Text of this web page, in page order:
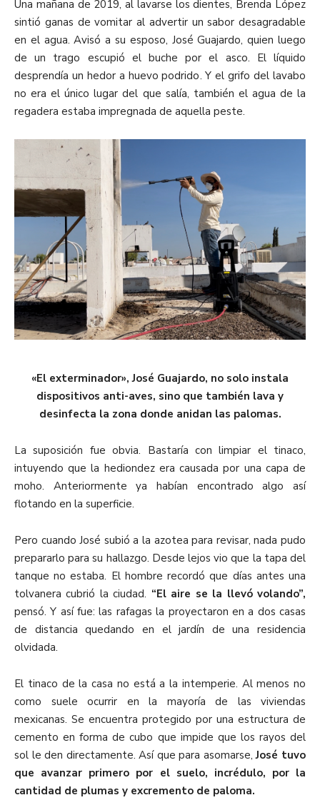
Una mañana de 2019, al lavarse los dientes, Brenda López
sintió ganas de vomitar al advertir un sabor desagradable
en el agua. Avisó a su esposo, José Guajardo, quien luego
de un trago escupió el buche por el asco. El líquido
desprendía un hedor a huevo podrido. Y el grifo del lavabo
no era el único lugar del que salía, también el agua de la
regadera estaba impregnada de aquella peste.
«El exterminador», José Guajardo, no solo instala
dispositivos anti-aves, sino que también lava y
desinfecta la zona donde anidan las palomas.
La suposición fue obvia. Bastaría con limpiar el tinaco,
intuyendo que la hediondez era causada por una capa de
moho. Anteriormente ya habían encontrado algo así
flotando en la superficie.
Pero cuando José subió a la azotea para revisar, nada pudo
prepararlo para su hallazgo. Desde lejos vio que la tapa del
tanque no estaba. El hombre recordó que días antes una
tolvanera cubrió la ciudad. “El aire se la llevó volando”,
pensó. Y así fue: las rafagas la proyectaron en a dos casas
de distancia quedando en el jardín de una residencia
olvidada.
El tinaco de la casa no está a la intemperie. Al menos no
como suele ocurrir en la mayoría de las viviendas
mexicanas. Se encuentra protegido por una estructura de
cemento en forma de cubo que impide que los rayos del
sol le den directamente. Así que para asomarse,José tuvo
que avanzar primero por el suelo, incrédulo, por la
cantidad de plumas y excremento de paloma.